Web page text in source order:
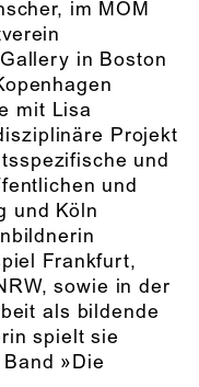
im MOM
in Boston
mit Lisa
Projekt
und
und
und Köln
Frankfurt,
sowie in der
als bildende
spielt sie
»Die